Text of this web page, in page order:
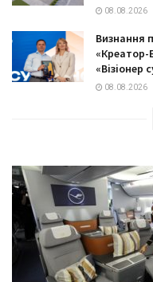
08.08.2026
Визнання
«Креатор-
«Візіонер
08.08.2026